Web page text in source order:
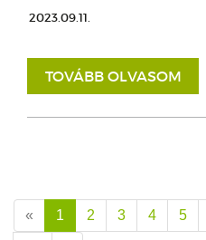
2023.09.11.
TOVÁBB OLVASOM
« 1 2 3 4 5